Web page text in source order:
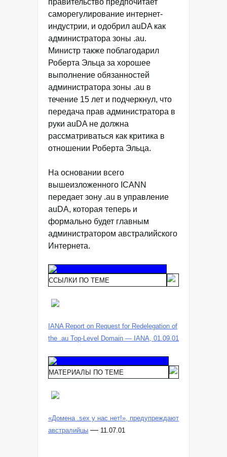
правительство предпочитает
саморегулирование интернет-
индустрии, и одобрил auDA как
администратора зоны .au.
Министр также поблагодарил
Роберта Эльца за хорошее
выполнение обязанностей
администратора зоны .au в
течение 15 лет и подчеркнул, что
передача прав администратора в
руки auDA не должна
рассматриваться как критика в
отношении Роберта Эльца.
На основании всего
вышеизложенного ICANN
передает зону .au в управление
auDA, которая теперь и
формально будет главным
администратором австралийского
Интернета.
ССЫЛКИ ПО ТЕМЕ
IANA Report on Request for Redelegation of
the .au Top-Level Domain — IANA, 01.09.01
МАТЕРИАЛЫ ПО ТЕМЕ
«Домена .sex у нас нет!», предупреждают
австралийцы — 11.07.01